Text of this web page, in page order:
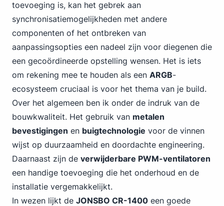
toevoeging is, kan het gebrek aan
synchronisatiemogelijkheden met andere
componenten of het ontbreken van
aanpassingsopties een nadeel zijn voor diegenen die
een gecoördineerde opstelling wensen. Het is iets
om rekening mee te houden als een ARGB-
ecosysteem cruciaal is voor het thema van je build.
Over het algemeen ben ik onder de indruk van de
bouwkwaliteit. Het gebruik van metalen
bevestigingen en buigtechnologie voor de vinnen
wijst op duurzaamheid en doordachte engineering.
Daarnaast zijn de verwijderbare PWM-ventilatoren
een handige toevoeging die het onderhoud en de
installatie vergemakkelijkt.
In wezen lijkt de JONSBO CR-1400 een goede